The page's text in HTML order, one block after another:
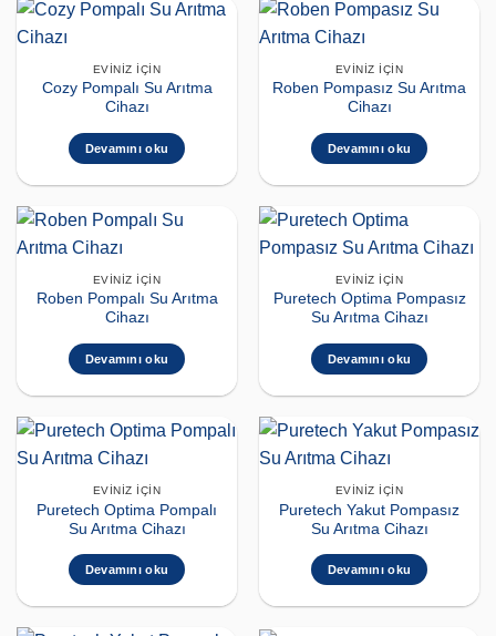
EVINIZ İÇIN
Cozy Pompalı Su Arıtma
Cihazı
Devamını oku
EVINIZ İÇIN
Roben Pompasız Su Arıtma
Cihazı
Devamını oku
EVINIZ İÇIN
Roben Pompalı Su Arıtma
Cihazı
Devamını oku
EVINIZ İÇIN
Puretech Optima Pompasız
Su Arıtma Cihazı
Devamını oku
EVINIZ İÇIN
Puretech Optima Pompalı
Su Arıtma Cihazı
Devamını oku
EVINIZ İÇIN
Puretech Yakut Pompasız
Su Arıtma Cihazı
Devamını oku